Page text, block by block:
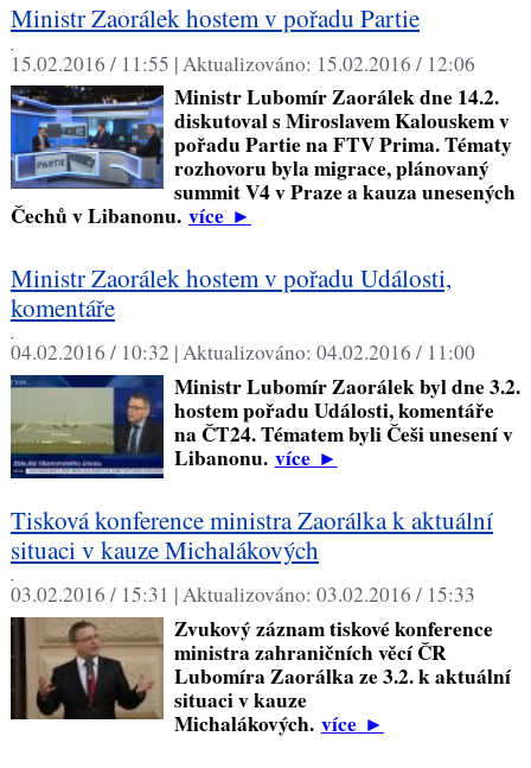
Ministr Zaorálek hostem v pořadu Partie
15.02.2016 / 11:55 | Aktualizováno: 15.02.2016 / 12:06
Ministr Lubomír Zaorálek dne 14.2.
diskutoval s Miroslavem Kalouskem v
pořadu Partie na FTV Prima. Tématy
rozhovoru byla migrace, plánovaný
summit V4 v Praze a kauza unesených
Čechů v Libanonu. více►
Ministr Zaorálek hostem v pořadu Události,
komentáře
,
04.02.2016 / 10:32 |Aktualizováno: 04.02.2016 / 11:00
Ministr Lubomír Zaorálek byl dne 3.2.
hostem pořadu Události, komentáře
na ČT24. Tématem byli Češi unesení v
Libanonu. více►
Tisková konference ministra Zaorálka k aktuální
situaci v kauze Michalákových
,
03.02.2016 / 15:31 |Aktualizováno: 03.02.2016 / 15:33
Zvukový záznam tiskové konference
ministra zahraničních věcí ČR
Lubomíra Zaorálka ze 3.2. k aktuální
situaci v kauze
Michalákových. více►